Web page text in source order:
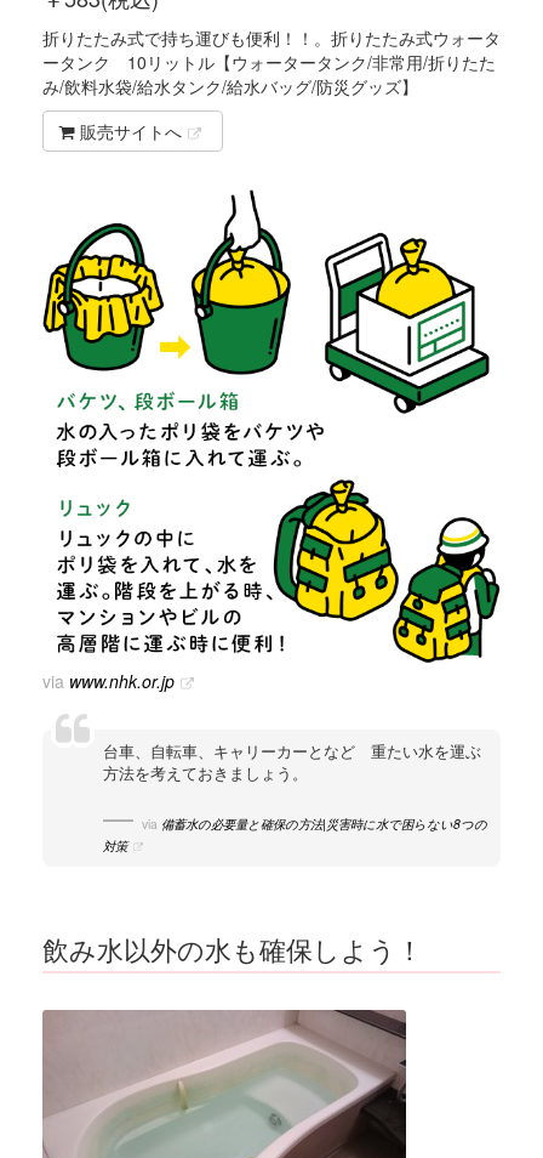
折りたたみ式で持ち運びも便利！！。折りたたみ式ウォータ
ータンク 10リットル【ウォータータンク/非常用/折りたた
み/飲料水袋/給水タンク/給水バッグ/防災グッズ】
販売サイトへ
via www.nhk.or.jp
台車、自転車、キャリーカーとなど 重たい水を運ぶ
方法を考えておきましょう。
via 備蓄水の必要量と確保の方法|災害時に水で困らない8つの
対策
飲み水以外の水も確保しよう！